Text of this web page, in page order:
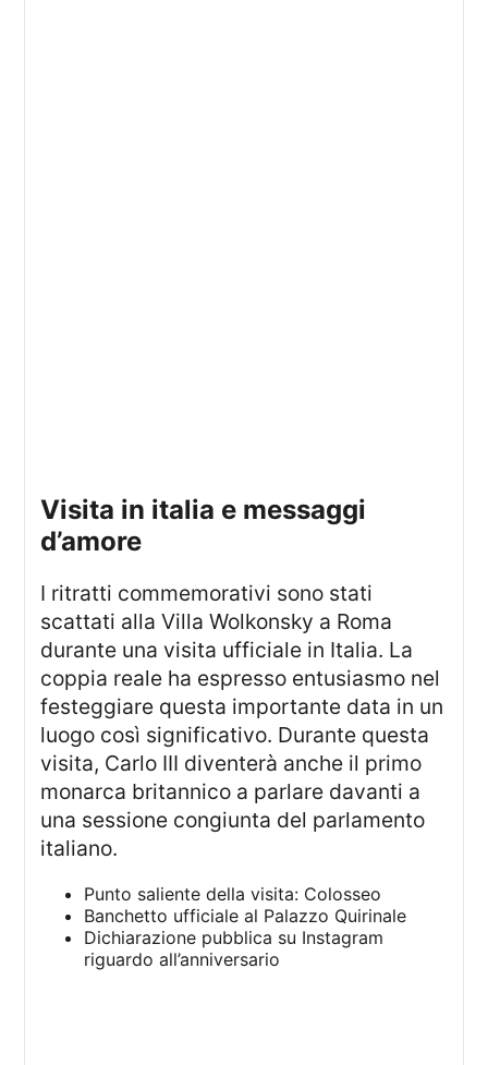
visita in italia e messaggi
d’amore
I ritratti commemorativi sono stati
scattati alla Villa Wolkonsky a Roma
durante una visita ufficiale in Italia. La
coppia reale ha espresso entusiasmo nel
festeggiare questa importante data in un
luogo così significativo. Durante questa
visita, Carlo III diventerà anche il primo
monarca britannico a parlare davanti a
una sessione congiunta del parlamento
italiano.
Punto saliente della visita: Colosseo
Banchetto ufficiale al Palazzo Quirinale
Dichiarazione pubblica su Instagram
riguardo all’anniversario